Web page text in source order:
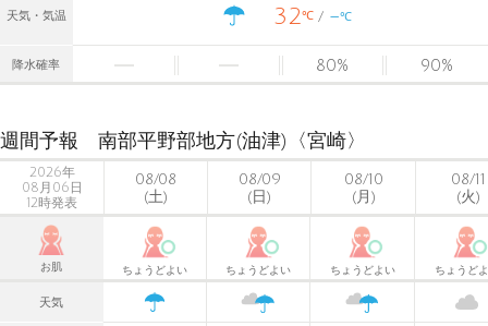
天気・気温 32℃ -℃
降水確率 80% 90%
週間予報 南部平野部地方(油津)〈宮崎〉
2026年
08月06日
12時発表
08/08
(土)
08/09
(日)
08/10
(月)
08/11
(火)
お肌 ちょうどよい ちょうどよい ちょうどよい ちょうど
天気